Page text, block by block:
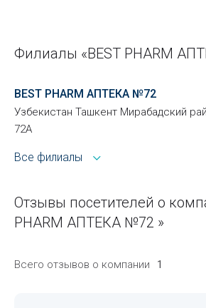
Филиалы «BEST PHARM
BEST PHARM АПТЕКА №72
Узбекистан Ташкент Мирабадский
72А
Все филиалы
Отзывы посетителей о
PHARM АПТЕКА №72 »
Всего отзывов о компании 1